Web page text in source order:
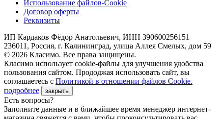
Использование файлов-Cookie
Договор оферты
Реквизиты
ИП Кардаков Фёдор Анатольевич, ИНН 390600256151
236011, Россия, г. Калининград, улица Аллея Смелых, дом 59
© 2026 Класимо. Все права защищены.
Класимо использует cookie-файлы для улучшения удобства
пользования сайтом. Прододжая использовать сайт, вы
соглашаетесь с Политикой в отношении файлов Сookie.
подробнее
закрыть
Есть вопросы?
Заполните данные и в ближайшее время менеджер интернет-